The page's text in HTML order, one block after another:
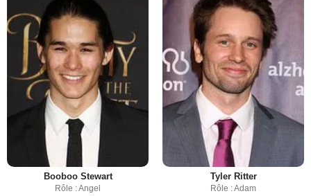
Booboo Stewart
Rôle : Angel
Tyler Ritter
Rôle : Adam